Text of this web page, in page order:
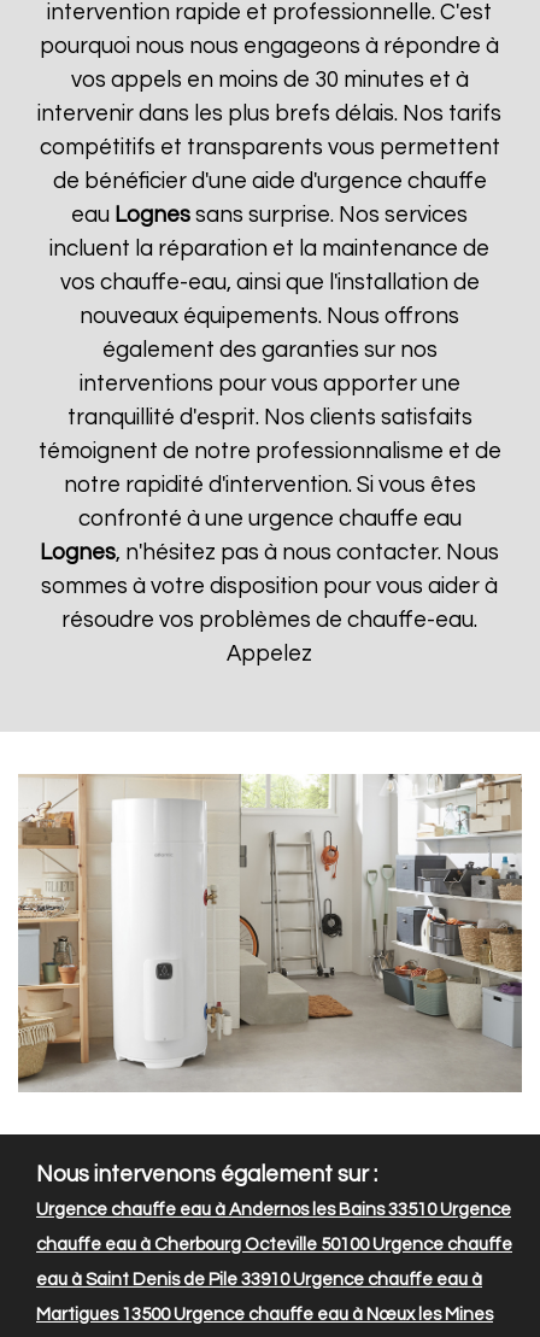
intervention rapide et professionnelle. C'est
pourquoi nous nous engageons à répondre à
vos appels en moins de 30 minutes et à
intervenir dans les plus brefs délais. Nos tarifs
compétitifs et transparents vous permettent
de bénéficier d'une aide d'urgence chauffe
eau Lognes sans surprise. Nos services
incluent la réparation et la maintenance de
vos chauffe-eau, ainsi que l'installation de
nouveaux équipements. Nous offrons
également des garanties sur nos
interventions pour vous apporter une
tranquillité d'esprit. Nos clients satisfaits
témoignent de notre professionnalisme et de
notre rapidité d'intervention. Si vous êtes
confronté à une urgence chauffe eau
Lognes, n'hésitez pas à nous contacter. Nous
sommes à votre disposition pour vous aider à
résoudre vos problèmes de chauffe-eau.
Appelez
Nous intervenons également sur :
Urgence chauffe eau à Andernos les Bains 33510Urgence
chauffe eau à Cherbourg Octeville 50100Urgence chauffe
eau à Saint Denis de Pile 33910Urgence chauffe eau à
Martigues 13500Urgence chauffe eau à Nœux les Mines